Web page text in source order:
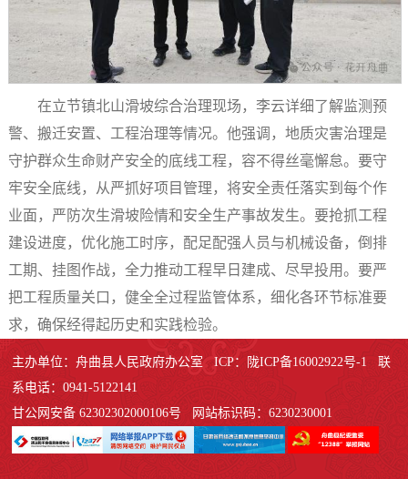
在立节镇北山滑坡综合治理现场，李云详细了解监测预
警、搬迁安置、工程治理等情况。他强调，地质灾害治理是
守护群众生命财产安全的底线工程，容不得丝毫懈怠。要守
牢安全底线，从严抓好项目管理，将安全责任落实到每个作
业面，严防次生滑坡险情和安全生产事故发生。要抢抓工程
建设进度，优化施工时序，配足配强人员与机械设备，倒排
工期、挂图作战，全力推动工程早日建成、尽早投用。要严
把工程质量关口，健全全过程监管体系，细化各环节标准要
求，确保经得起历史和实践检验。
主办单位：舟曲县人民政府办公室 ICP：陇ICP备16002922号-1 联
系电话：0941-5122141
甘公网安备 62302302000106号 网站标识码：6230230001